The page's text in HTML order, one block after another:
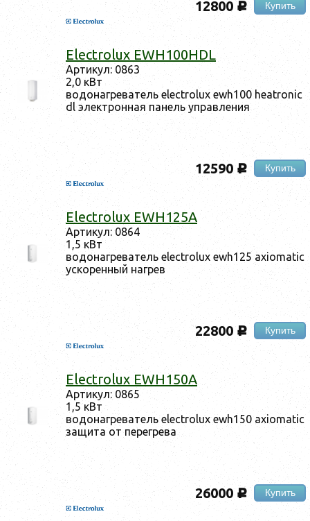
12800 c Купить
Electrolux EWH100HDL
Ар­ти­кул: 0863
2,0 кВт
во­донаг­ре­ватель electrolux ewh100 heatronic
dl элек­трон­ная па­нель уп­равле­ния
12590 c Купить
Electrolux EWH125A
Ар­ти­кул: 0864
1,5 кВт
во­донаг­ре­ватель electrolux ewh125 axiomatic
ус­ко­рен­ный наг­рев
22800 c Купить
Electrolux EWH150A
Ар­ти­кул: 0865
1,5 кВт
во­донаг­ре­ватель electrolux ewh150 axiomatic
за­щита от пе­рег­ре­ва
26000 c Купить